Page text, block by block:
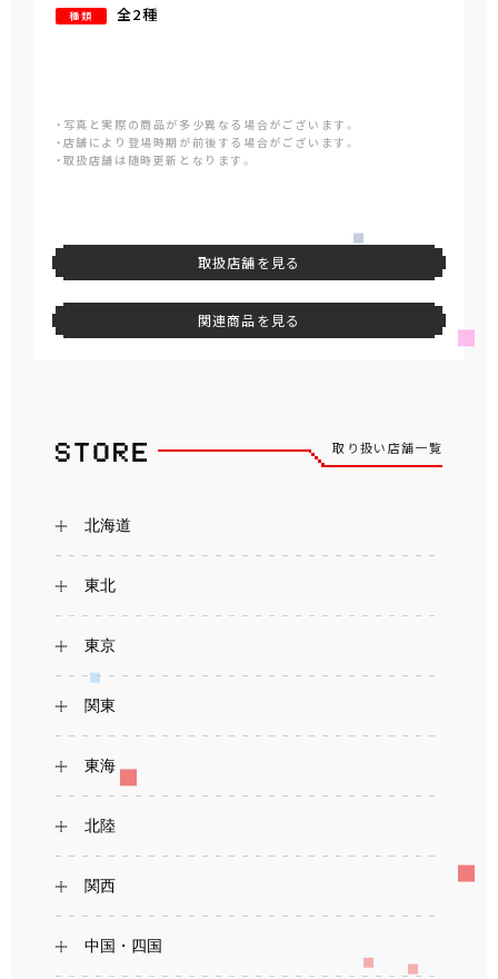
種類 全2種
・写真と実際の商品が多少異なる場合がございます。
・店舗により登場時期が前後する場合がございます。
・取扱店舗は随時更新となります。
取扱店舗を見る
関連商品を見る
取り扱い店舗一覧
北海道
東北
東京
関東
東海
北陸
関西
中国・四国